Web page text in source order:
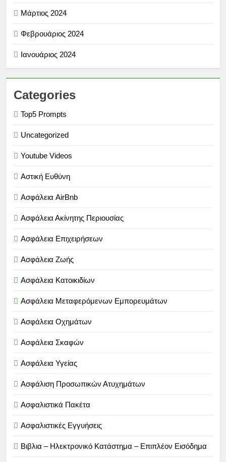
Μάρτιος 2024
Φεβρουάριος 2024
Ιανουάριος 2024
Categories
Top5 Prompts
Uncategorized
Youtube Videos
Αστική Ευθύνη
Ασφάλεια AirBnb
Ασφάλεια Ακίνητης Περιουσίας
Ασφάλεια Επιχειρήσεων
Ασφάλεια Ζωής
Ασφάλεια Κατοικιδίων
Ασφάλεια Μεταφερόμενων Εμπορευμάτων
Ασφάλεια Οχημάτων
Ασφάλεια Σκαφών
Ασφάλεια Υγείας
Ασφάλιση Προσωπικών Ατυχημάτων
Ασφαλιστικά Πακέτα
Ασφαλιστικές Εγγυήσεις
Βιβλια – Ηλεκτρονικό Κατάστημα – Επιπλέον Εισόδημα